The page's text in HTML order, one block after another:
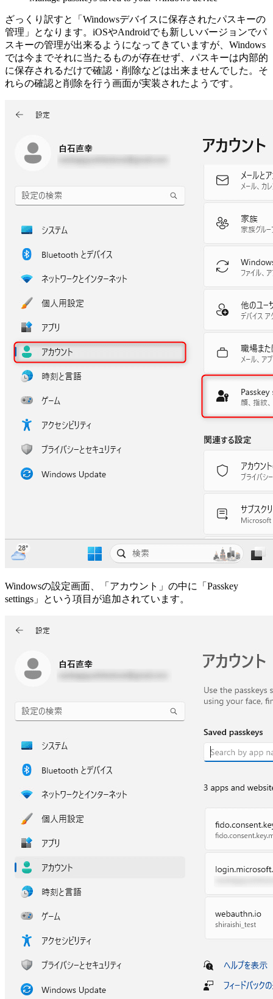
ざっくり訳すと「Windowsデバイスに保存されたパスキーの
管理」となります。iOSやAndroidでも新しいバージョンでパ
スキーの管理が出来るようになってきていますが、Windows
では今までそれに当たるものが存在せず、パスキーは内部的
に保存されるだけで確認・削除などは出来ませんでした。そ
れらの確認と削除を行う画面が実装されたようです。
Windowsの設定画面、「アカウント」の中に「Passkey
settings」という項目が追加されています。